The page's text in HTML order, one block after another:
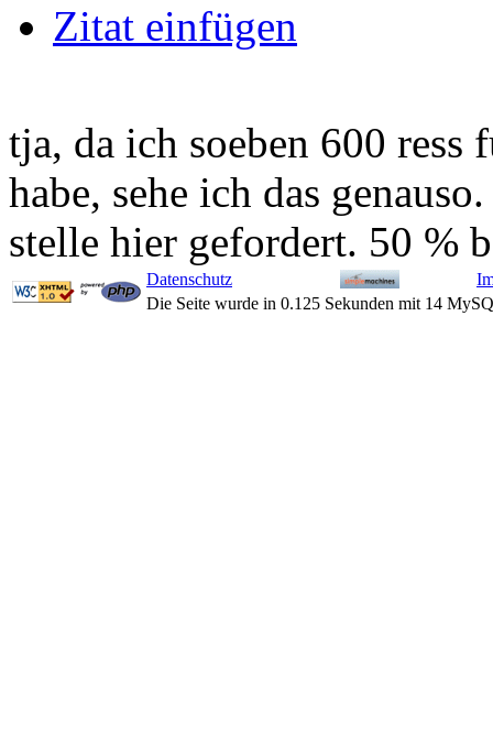
Zitat einfügen
tja, da ich soeben 600 ress
habe, sehe ich das
stelle hier gefordert. 50 %
Datenschutz
Die Seite wurde in 0.125 Sekunden mit 14